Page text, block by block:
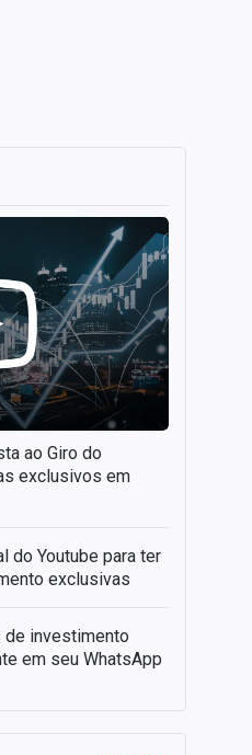
ao Giro do
exclusivos em
do Youtube para ter
exclusivas
de investimento
em seu WhatsApp